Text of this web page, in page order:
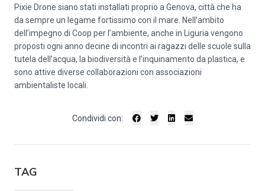
Pixie Drone siano stati installati proprio a Genova, città che ha
da sempre un legame fortissimo con il mare. Nell’ambito
dell’impegno di Coop per l’ambiente, anche in Liguria vengono
proposti ogni anno decine di incontri ai ragazzi delle scuole sulla
tutela dell’acqua, la biodiversità e l’inquinamento da plastica, e
sono attive diverse collaborazioni con associazioni
ambientaliste locali.
Condividi con:
TAG